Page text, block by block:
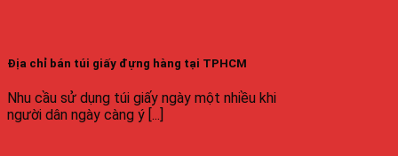
Địa chỉ bán túi giấy đựng hàng tại TPHCM
Nhu cầu sử dụng túi giấy ngày một nhiều khi
người dân ngày càng ý [...]